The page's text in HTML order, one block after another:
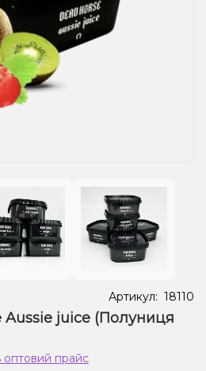
сигарет
Артикул: 18110
juice (Полуниця
оптовий прайс